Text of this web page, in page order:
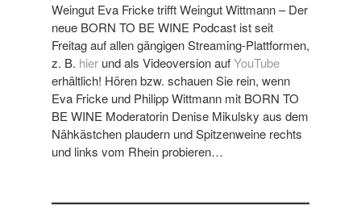
Weingut Eva Fricke trifft Weingut Wittmann – Der
neue BORN TO BE WINE Podcast ist seit
Freitag auf allen gängigen Streaming-Plattformen,
z. B. hier und als Videoversion aufYouTube
erhältlich! Hören bzw. schauen Sie rein, wenn
Eva Fricke und Philipp Wittmann mit BORN TO
BE WINE Moderatorin Denise Mikulsky aus dem
Nähkästchen plaudern und Spitzenweine rechts
und links vom Rhein probieren…